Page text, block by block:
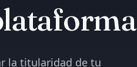
la titularidad de tu